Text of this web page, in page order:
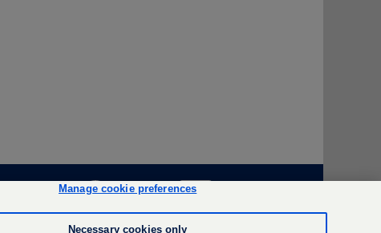
在
新
在
选
项
在
新
Manage cookie preferences
Necessary cookies only